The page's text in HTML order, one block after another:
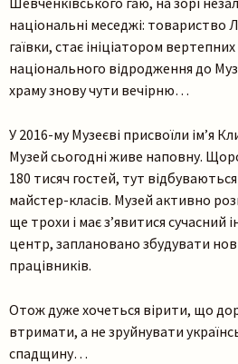
національні меседжі: товариство
гаївки, стає ініціатором
національного відродження до
храму знову чути вечірню…
У 2016-му Музеєві присвоїли ім’я
Музей сьогодні живе наповну.
180 тисяч гостей, тут відбуваються
майстер-класів. Музей активно
ще трохи і має з’явитися сучасний
центр, заплановано збудувати
працівників.
Отож дуже хочеться вірити, що
втримати, а не зруйнувати
спадщину…